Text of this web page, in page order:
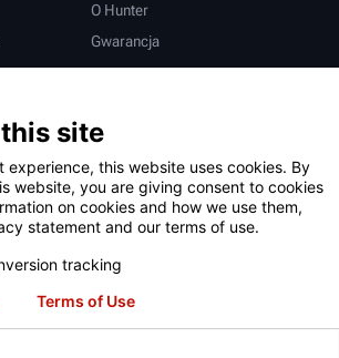
O Hunter
Gwarancja
Polityka prywatności
Logowanie
site
experience, this website uses cookies. By
website, you are giving consent to cookies
on cookies and how we use them,
statement and our terms of use.
tracking
Terms of Use